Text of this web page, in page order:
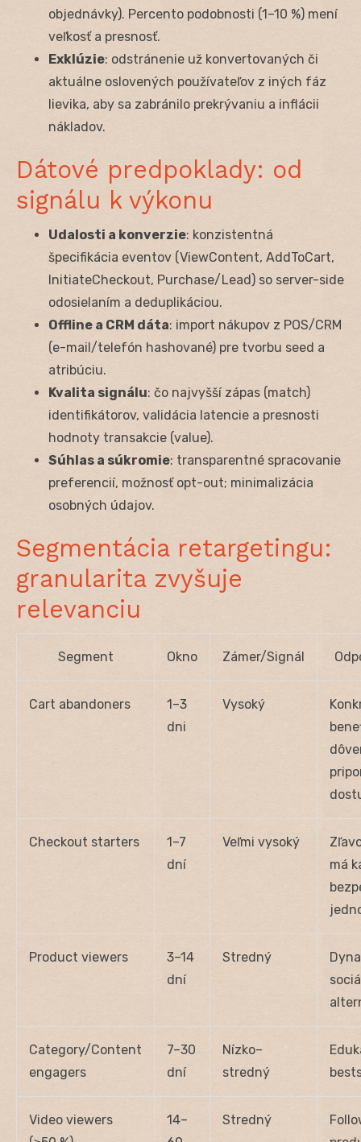
objednávky). Percento podobnosti (1–10 %) mení
veľkosť a presnosť.
Exklúzie: odstránenie už konvertovaných či
aktuálne oslovených používateľov z iných fáz
lievika, aby sa zabránilo prekrývaniu a inflácii
nákladov.
Dátové predpoklady: od
signálu k výkonu
Udalosti a konverzie: konzistentná
špecifikácia eventov (ViewContent, AddToCart,
InitiateCheckout, Purchase/Lead) so server-side
odosielaním a deduplikáciou.
Offline a CRM dáta: import nákupov z POS/CRM
(e-mail/telefón hashované) pre tvorbu seed a
atribúciu.
Kvalita signálu: čo najvyšší zápas (match)
identifikátorov, validácia latencie a presnosti
hodnoty transakcie (value).
Súhlas a súkromie: transparentné spracovanie
preferencií, možnosť opt-out; minimalizácia
osobných údajov.
Segmentácia retargetingu:
granularita zvyšuje
relevanciu
Segment Okno Zámer/Signál
Cart abandoners
1–3
dni
Vysoký
Checkout starters
1–7
dní
Veľmi vysoký
má
Product viewers
3–14
dní
Stredný
Category/Content
engagers
7–30
dní
Nízko–
stredný
Video viewers
14–
Stredný